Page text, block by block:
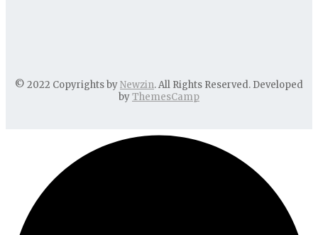
© 2022 Copyrights byNewzin. All Rights Reserved. Developed
byThemesCamp